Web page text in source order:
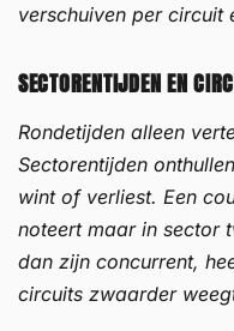
verschuiven per circuit
SECTORENTIJDEN EN
Rondetijden alleen
Sectorentijden
wint of verliest. Een
noteert maar in sector
dan zijn concurrent,
circuits zwaarder